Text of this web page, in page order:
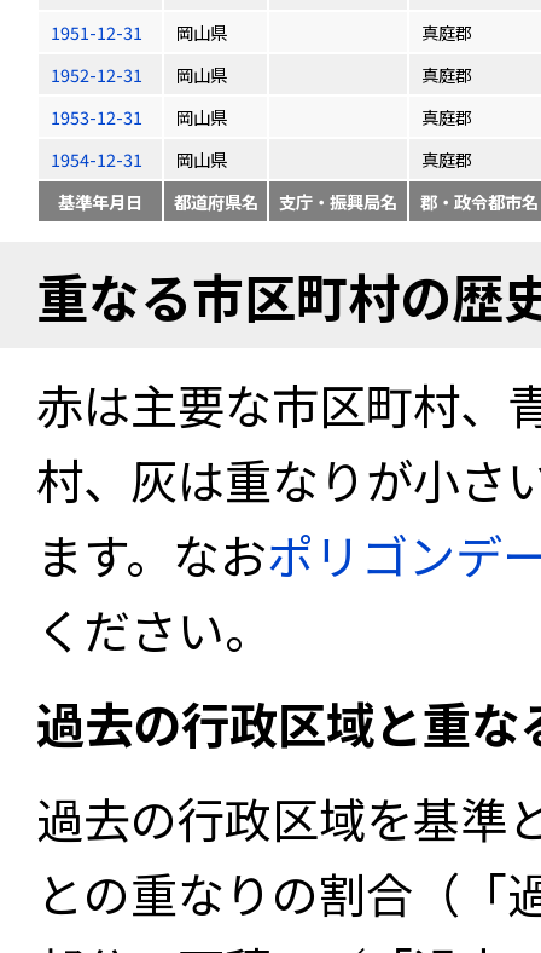
1951-12-31
岡山県
真庭郡
1952-12-31
岡山県
真庭郡
1953-12-31
岡山県
真庭郡
1954-12-31
岡山県
真庭郡
基準年月日
都道府県名 支庁・振興局名 郡・政令都市名
重なる市区町村の歴
赤は主要な市区町村、
村、灰は重なりが小さ
ます。なおポリゴンデ
ください。
過去の行政区域と重
過去の行政区域を基準
との重なりの割合（「